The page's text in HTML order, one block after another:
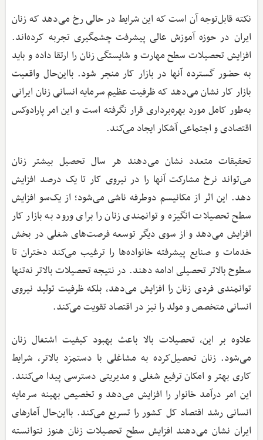
نکته قابل‌توجه آن است که این شرایط در حالی رخ می‌دهد که زنان
ایران در حوزه آموزش عالی پیشرفت چشمگیری تجربه کرده‌اند.
افزایش تحصیلات سطح مهارت و شایستگی زنان را ارتقا داده و باید
به حضور گسترده آنها در بازار کار منجر شود. بااین‌حال واقعیت
بازار کار نشان می‌دهد که ظرفیت عظیم سرمایه انسانی زنان ایرانی
به‌طور کامل مورد بهره‌برداری قرار نگرفته است و این امر پارادوکس
اقتصادی و اجتماعی آشکار ایجاد می‌کند.
تحقیقات متعدد نشان می‌دهند هر سال تحصیل بیشتر زنان
می‌تواند نرخ مشارکت آنها را در نیروی کار تا یک درصد افزایش
دهد. این اثر از مکانیسم دوطرفه ناشی می‌شود؛ از یک‌سو افزایش
سطح تحصیلات انگیزه و توانمندی زنان را برای ورود به بازار کار
افزایش می‌دهد و از سوی دیگر توسعه فرصت‌های شغلی در بخش
خدمات و صنایع پیشرفته خانواده‌ها را ترغیب می‌کند دختران تا
سطوح بالاتر تحصیلی ادامه دهند. در نتیجه تحصیلات بالاتر نه‌تنها
توانمندی فردی زنان را افزایش می‌دهد، بلکه ظرفیت تولید نیروی
انسانی متخصص و مولد را نیز در اقتصاد تقویت می‌کند.
علاوه بر این، تحصیلات بالا باعث بهبود کیفیت اشتغال زنان
می‌شود. زنان تحصیل‌کرده به مشاغلی با دستمزد بالاتر، شرایط
کاری بهتر و امکان ترفیع شغلی و مدیریتی دسترسی پیدا می‌کنند.
این امر درآمد خانوار را افزایش می‌دهد و تخصیص بهینه سرمایه
انسانی رشد اقتصاد کل کشور را تسریع می‌کند. بااین‌حال آمارهای
ایران نشان می‌دهند افزایش سطح تحصیلات زنان هنوز نتوانسته